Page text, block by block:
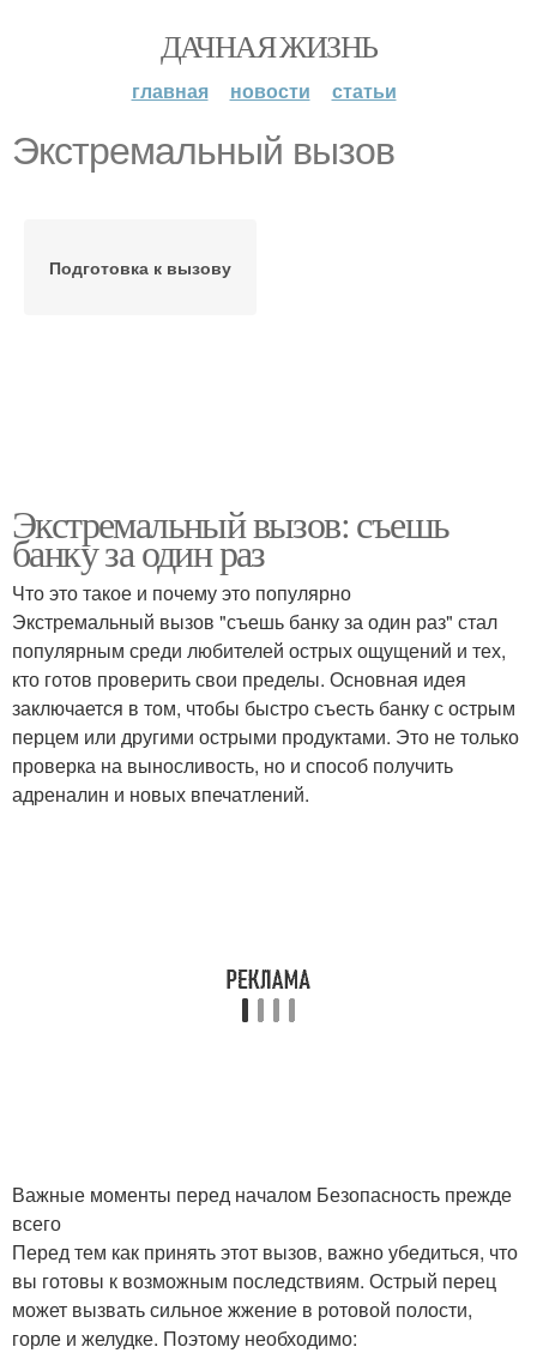
ДАЧНАЯ ЖИЗНЬ
главная новости статьи
Экстремальный вызов
Подготовка к вызову
Экстремальный вызов: съешь
банку за один раз
Что это такое и почему это популярно
Экстремальный вызов "съешь банку за один раз" стал
популярным среди любителей острых ощущений и тех,
кто готов проверить свои пределы. Основная идея
заключается в том, чтобы быстро съесть банку с острым
перцем или другими острыми продуктами. Это не только
проверка на выносливость, но и способ получить
адреналин и новых впечатлений.
Важные моменты перед началом Безопасность прежде
всего
Перед тем как принять этот вызов, важно убедиться, что
вы готовы к возможным последствиям. Острый перец
может вызвать сильное жжение в ротовой полости,
горле и желудке. Поэтому необходимо: